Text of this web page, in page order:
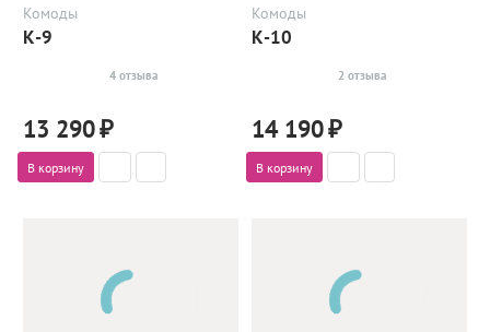
Комоды
К-9
4 отзыва
13 290₽
В корзину
Комоды
К-10
2 отзыва
14 190₽
В корзину